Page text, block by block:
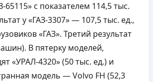
с показателем 114,5 тыс.
у «ГАЗ-3307» — 107,5 тыс. ед.,
«ГАЗ». Третий результат
В пятерку моделей,
«УРАЛ-4320» (50 тыс. ед.) и
модель — Volvo FH (52,3